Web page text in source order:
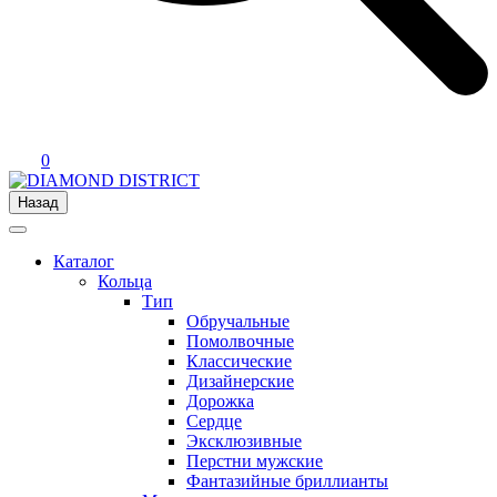
0
Назад
Каталог
Кольца
Тип
Обручальные
Помолвочные
Классические
Дизайнерские
Дорожка
Сердце
Эксклюзивные
Перстни мужские
Фантазийные бриллианты